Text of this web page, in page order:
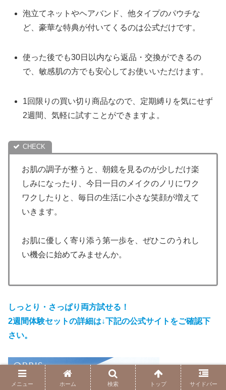
泡立てネットやヘアバンド、他タイプのパウチな
ど、豪華な特典が付いてくるのは公式だけです。
使った後でも30日以内なら返品・交換ができるの
で、敏感肌の方でも安心してお使いいただけます。
1回限りの買い切り商品なので、定期縛りを気にせず
2週間、気軽に試すことができますよ。
お肌の調子が整うと、朝鏡を見るのが少しだけ楽
しみになったり、今日一日のメイクのノリにワク
ワクしたりと、毎日の生活に小さな笑顔が増えて
いきます。
お肌に優しく寄り添う第一歩を、ぜひこのうれし
い機会に始めてみませんか。
しっとり・さっぱり両方試せる！
2週間体験セットの詳細は↓下記の公式サイトをご確認下
さい。
メニュー ホーム 検索 トップ サイドバー